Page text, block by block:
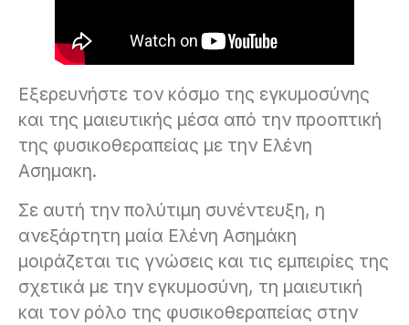
Εξερευνήστε τον κόσμο της εγκυμοσύνης
και της μαιευτικής μέσα από την προοπτική
της φυσικοθεραπείας με την Ελένη
Ασημακη.
Σε αυτή την πολύτιμη συνέντευξη, η
ανεξάρτητη μαία Ελένη Ασημάκη
μοιράζεται τις γνώσεις και τις εμπειρίες της
σχετικά με την εγκυμοσύνη, τη μαιευτική
και τον ρόλο της φυσικοθεραπείας στην